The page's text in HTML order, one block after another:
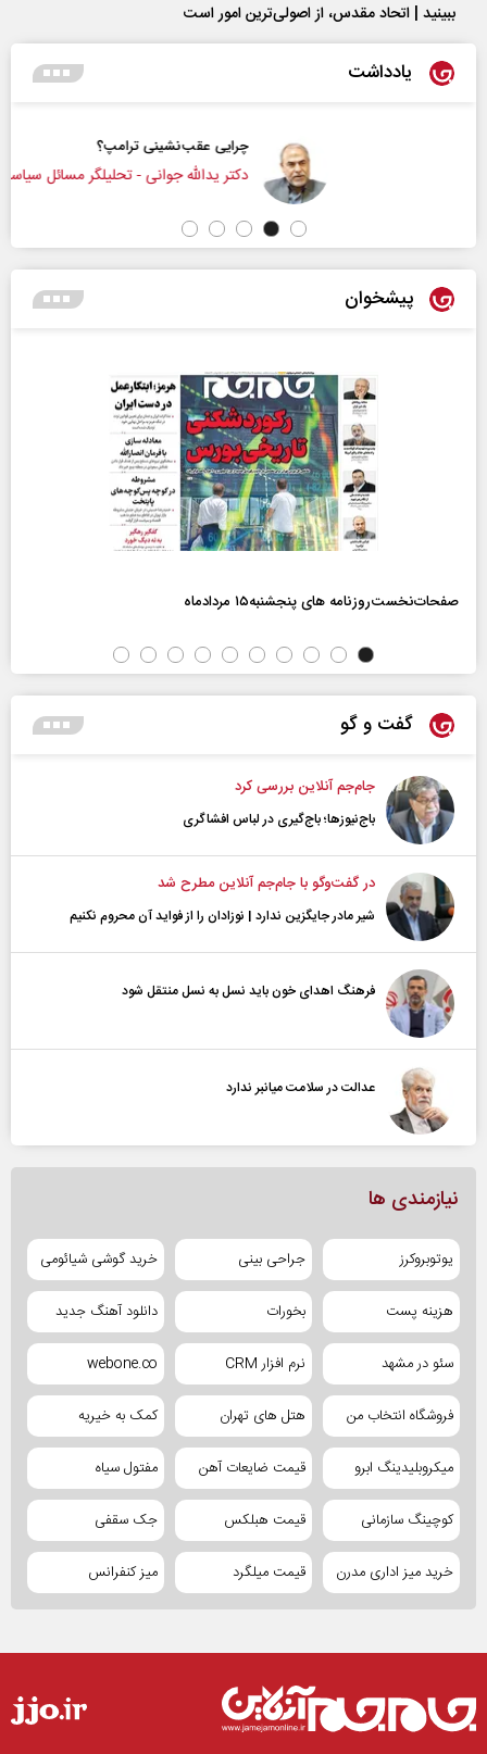
ببینید | اتحاد مقدس، از اصولی‌ترین امور است
یادداشت
چرایی عقب‌نشینی ترامپ؟
دکتر یدالله جوانی - تحلیلگر مسائل سیاسی
پیشخوان
صفحات‌نخست‌روزنامه ها‌ی پنجشنبه‌۱۵ مردادماه
گفت و گو
جام‌جم آنلاین بررسی کرد
باج‌نیوزها؛ باج‌گیری در لباس افشاگری
در گفت‌و‌گو با جام‌جم آنلاین مطرح شد
شیر مادر جایگزین ندارد | نوزادان را از فواید آن محروم نکنیم
فرهنگ اهدای خون باید نسل به نسل منتقل شود
عدالت در سلامت میانبر ندارد
نیازمندی ها
یوتوبروکرز جراحی بینی خرید گوشی شیائومی
هزینه پست بخورات دانلود آهنگ جدید
سئو در مشهد نرم افزار CRM webone.co
فروشگاه انتخاب من هتل های تهران کمک به خیریه
میکروبلیدینگ ابرو قیمت ضایعات آهن مفتول سیاه
کوچینگ سازمانی قیمت هبلکس جک سقفی
خرید میز اداری مدرن قیمت میلگرد میز کنفرانس